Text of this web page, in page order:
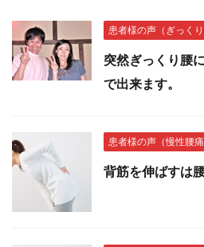
患者様の声（ぎっくり
突然ぎっくり腰
で出来ます。
患者様の声（慢性腰痛
背筋を伸ばすは